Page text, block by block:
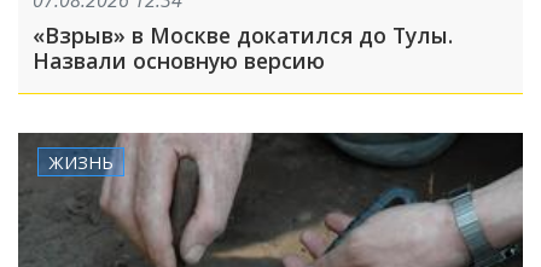
«Взрыв» в Москве докатился до Тулы.
Назвали основную версию
ЖИЗНЬ